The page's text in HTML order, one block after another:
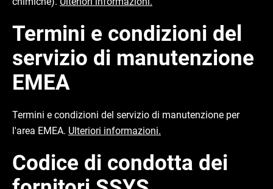
Termini e condizioni del
servizio di manutenzione
EMEA
Termini e condizioni del servizio di manutenzione per
l'area EMEA. Ulteriori informazioni.
Codice di condotta dei